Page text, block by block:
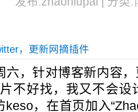
，更新网摘插件
，针对博客新内容，
片不好找，我又不
keso，在首页加入